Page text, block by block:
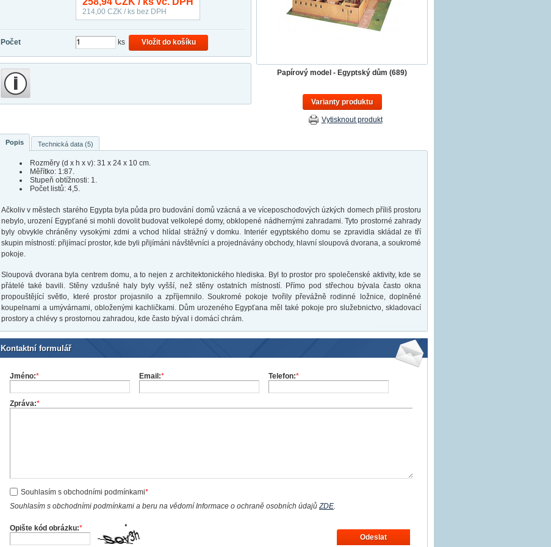
214,00 CZK / ks bez DPH
Počet ks Vložit do košíku
Papírový model - Egyptský dům (689)
Varianty produktu
Vytisknout produkt
Popis Technická data (5)
Rozměry (d x h x v): 31 x 24 x 10 cm.
Měřítko: 1:87.
Stupeň obtížnosti: 1.
Počet listů: 4,5.
Ačkoliv v městech starého Egypta byla půda pro budování domů vzácná a ve víceposchoďových úzkých domech příliš prostoru
nebylo, urození Egypťané si mohli dovolit budovat velkolepé domy, obklopené nádhernými zahradami. Tyto prostorné zahrady
byly obvykle chráněny vysokými zdmi a vchod hlídal strážný v domku. Interiér egyptského domu se zpravidla skládal ze tří
skupin místností: přijímací prostor, kde byli přijímáni návštěvníci a projednávány obchody, hlavní sloupová dvorana, a soukromé
pokoje.
Sloupová dvorana byla centrem domu, a to nejen z architektonického hlediska. Byl to prostor pro společenské aktivity, kde se
přátelé také bavili. Stěny vzdušné haly byly vyšší, než stěny ostatních místností. Přímo pod střechou bývala často okna
propouštějící světlo, které prostor projasnilo a zpříjemnilo. Soukromé pokoje tvořily převážně rodinné ložnice, doplněné
koupelnami a umývárnami, obloženými kachličkami. Dům urozeného Egypťana měl také pokoje pro služebnictvo, skladovací
prostory a chlévy s prostornou zahradou, kde často býval i domácí chrám.
Kontaktní formulář
Jméno:* Email:* Telefon:*
Zpráva:*
Souhlasím s obchodními podmínkami*
Souhlasím s obchodními podmínkami a beru na vědomí Informace o ochraně osobních údajůZDE.
Opište kód obrázku:*
Odeslat